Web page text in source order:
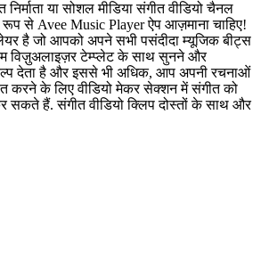
या सोशल मीडिया संगीत वीडियो चैनल
रूप से Avee Music Player ऐप आज़माना चाहिए!
है जो आपको अपने सभी पसंदीदा म्यूजिक बीट्स
विज़ुअलाइज़र टेम्प्लेट के साथ सुनने और
देता है और इससे भी अधिक, आप अपनी रचनाओं
करने के लिए वीडियो मेकर सेक्शन में संगीत को
सकते हैं. संगीत वीडियो क्लिप दोस्तों के साथ और